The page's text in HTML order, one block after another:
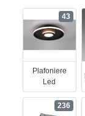
Plafoniere
Led
43
236